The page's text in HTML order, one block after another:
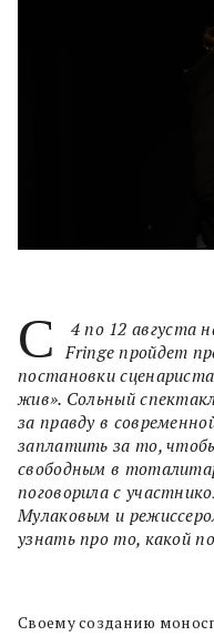
С
4 по 12 августа
Fringe пройдет
постановки
жив». Сольный
за правду в
заплатить за то,
свободным в
поговорила с
Мулаковым и
узнать про то, какой
Своему созданию